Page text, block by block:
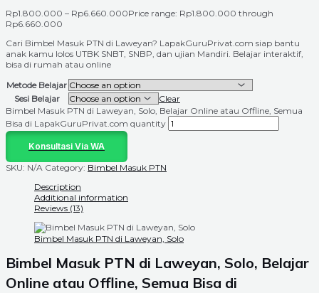
Rp1.800.000 – Rp6.660.000Price range: Rp1.800.000 through
Rp6.660.000
Cari Bimbel Masuk PTN di Laweyan? LapakGuruPrivat.com siap bantu
anak kamu lolos UTBK SNBT, SNBP, dan ujian Mandiri. Belajar interaktif,
bisa di rumah atau online
Metode Belajar
Sesi Belajar
Clear
Bimbel Masuk PTN di Laweyan, Solo, Belajar Online atau Offline, Semua
Bisa di LapakGuruPrivat.com quantity
Konsultasi Via WA
SKU: N/A Category: Bimbel Masuk PTN
Description
Additional information
Reviews (13)
Bimbel Masuk PTN di Laweyan, Solo
Bimbel Masuk PTN di Laweyan, Solo, Belajar
Online atau Offline, Semua Bisa di